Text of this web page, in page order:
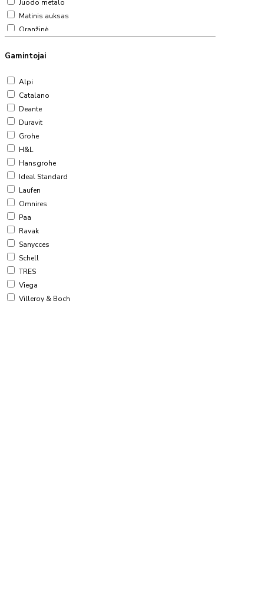
Juodo metalo
Matinis auksas
Oranžinė
Rožinė
Sendintos matinės bronzos
Violetinė
Žalia
Baltas blizgus
Gamintojai
Alpi
Catalano
Deante
Duravit
Grohe
H&L
Hansgrohe
Ideal Standard
Laufen
Omnires
Paa
Ravak
Sanycces
Schell
TRES
Viega
Villeroy & Boch